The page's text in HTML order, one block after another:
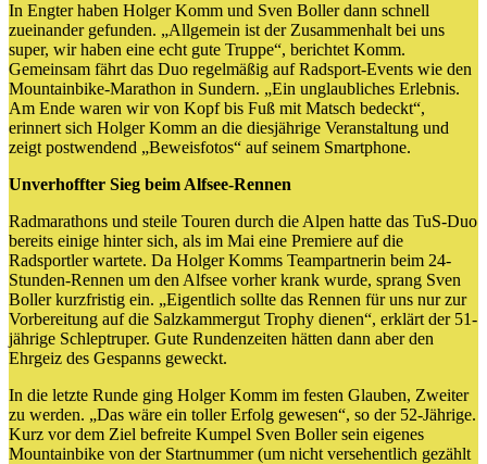
In Engter haben Holger Komm und Sven Boller dann schnell
zueinander gefunden. „Allgemein ist der Zusammenhalt bei uns
super, wir haben eine echt gute Truppe“, berichtet Komm.
Gemeinsam fährt das Duo regelmäßig auf Radsport-Events wie den
Mountainbike-Marathon in Sundern. „Ein unglaubliches Erlebnis.
Am Ende waren wir von Kopf bis Fuß mit Matsch bedeckt“,
erinnert sich Holger Komm an die diesjährige Veranstaltung und
zeigt postwendend „Beweisfotos“ auf seinem Smartphone.
Unverhoffter Sieg beim Alfsee-Rennen
Radmarathons und steile Touren durch die Alpen hatte das TuS-Duo
bereits einige hinter sich, als im Mai eine Premiere auf die
Radsportler wartete. Da Holger Komms Teampartnerin beim 24-
Stunden-Rennen um den Alfsee vorher krank wurde, sprang Sven
Boller kurzfristig ein. „Eigentlich sollte das Rennen für uns nur zur
Vorbereitung auf die Salzkammergut Trophy dienen“, erklärt der 51-
jährige Schleptruper. Gute Rundenzeiten hätten dann aber den
Ehrgeiz des Gespanns geweckt.
In die letzte Runde ging Holger Komm im festen Glauben, Zweiter
zu werden. „Das wäre ein toller Erfolg gewesen“, so der 52-Jährige.
Kurz vor dem Ziel befreite Kumpel Sven Boller sein eigenes
Mountainbike von der Startnummer (um nicht versehentlich gezählt